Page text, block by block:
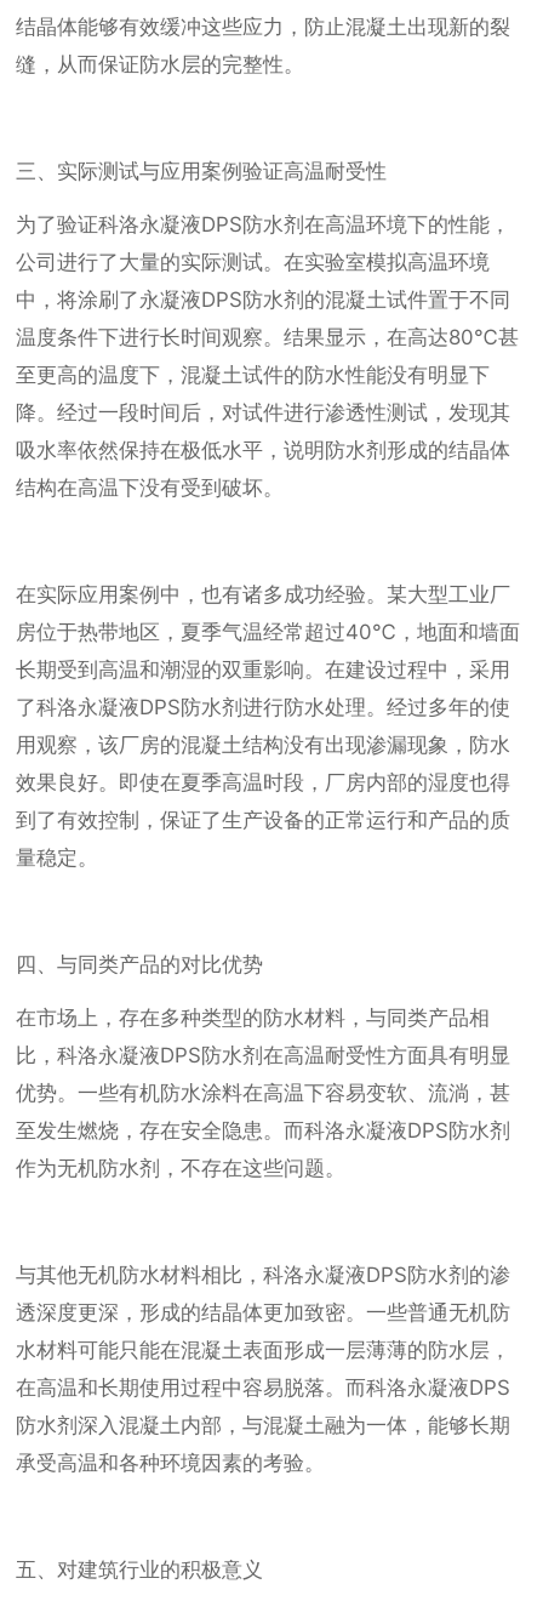
结晶体能够有效缓冲这些应力，防止混凝土出现新的裂
缝，从而保证防水层的完整性。
三、实际测试与应用案例验证高温耐受性
为了验证科洛永凝液DPS防水剂在高温环境下的性能，
公司进行了大量的实际测试。在实验室模拟高温环境
中，将涂刷了永凝液DPS防水剂的混凝土试件置于不同
温度条件下进行长时间观察。结果显示，在高达80℃甚
至更高的温度下，混凝土试件的防水性能没有明显下
降。经过一段时间后，对试件进行渗透性测试，发现其
吸水率依然保持在极低水平，说明防水剂形成的结晶体
结构在高温下没有受到破坏。
在实际应用案例中，也有诸多成功经验。某大型工业厂
房位于热带地区，夏季气温经常超过40℃，地面和墙面
长期受到高温和潮湿的双重影响。在建设过程中，采用
了科洛永凝液DPS防水剂进行防水处理。经过多年的使
用观察，该厂房的混凝土结构没有出现渗漏现象，防水
效果良好。即使在夏季高温时段，厂房内部的湿度也得
到了有效控制，保证了生产设备的正常运行和产品的质
量稳定。
四、与同类产品的对比优势
在市场上，存在多种类型的防水材料，与同类产品相
比，科洛永凝液DPS防水剂在高温耐受性方面具有明显
优势。一些有机防水涂料在高温下容易变软、流淌，甚
至发生燃烧，存在安全隐患。而科洛永凝液DPS防水剂
作为无机防水剂，不存在这些问题。
与其他无机防水材料相比，科洛永凝液DPS防水剂的渗
透深度更深，形成的结晶体更加致密。一些普通无机防
水材料可能只能在混凝土表面形成一层薄薄的防水层，
在高温和长期使用过程中容易脱落。而科洛永凝液DPS
防水剂深入混凝土内部，与混凝土融为一体，能够长期
承受高温和各种环境因素的考验。
五、对建筑行业的积极意义